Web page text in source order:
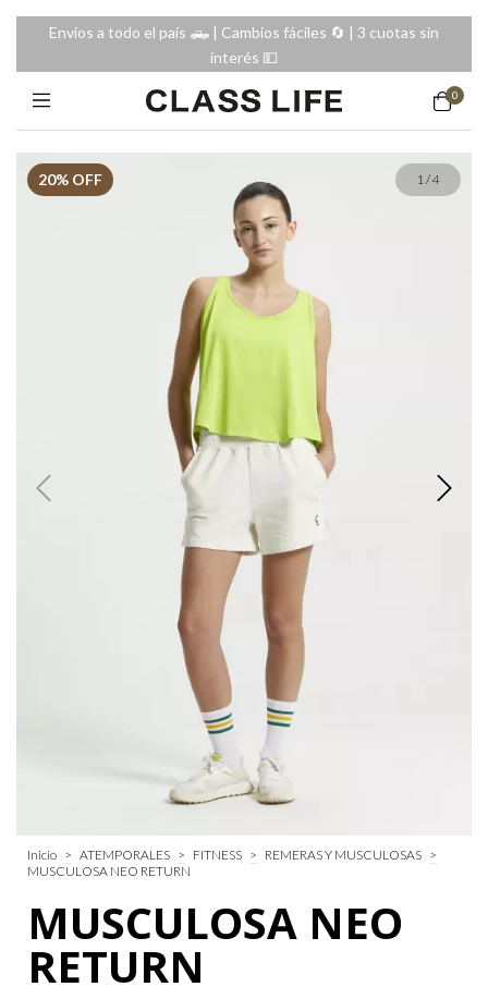
Envíos a todo el país 🛻 | Cambios fáciles 🔄️ | 3 cuotas sin
interés 💵
0
20% OFF 1/4
Inicio > ATEMPORALES > FITNESS > REMERAS Y MUSCULOSAS >
MUSCULOSA NEO RETURN
MUSCULOSA NEO
RETURN